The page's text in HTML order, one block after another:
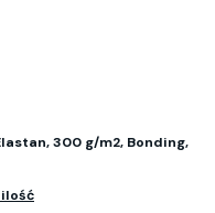
300 g/m2, Bonding,
ilość